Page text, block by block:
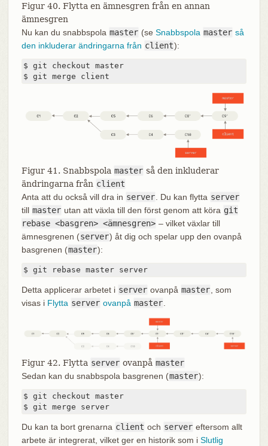
Figur 40. Flytta en ämnesgren från en annan
ämnesgren
Nu kan du snabbspola master (se Snabbspola master så
den inkluderar ändringarna från client):
$ git checkout master
$ git merge client
Figur 41. Snabbspola master så den inkluderar
ändringarna från client
Anta att du också vill dra in server. Du kan flytta server
till master utan att växla till den först genom att köra git
rebase <basgren> <ämnesgren> – vilket växlar till
ämnesgrenen (server) åt dig och spelar upp den ovanpå
basgrenen (master):
$ git rebase master server
Detta applicerar arbetet i server ovanpå master, som
visas i Flytta server ovanpå master.
Figur 42. Flytta server ovanpå master
Sedan kan du snabbspola basgrenen (master):
$ git checkout master
$ git merge server
Du kan ta bort grenarna client och server eftersom allt
arbete är integrerat, vilket ger en historik som i Slutlig